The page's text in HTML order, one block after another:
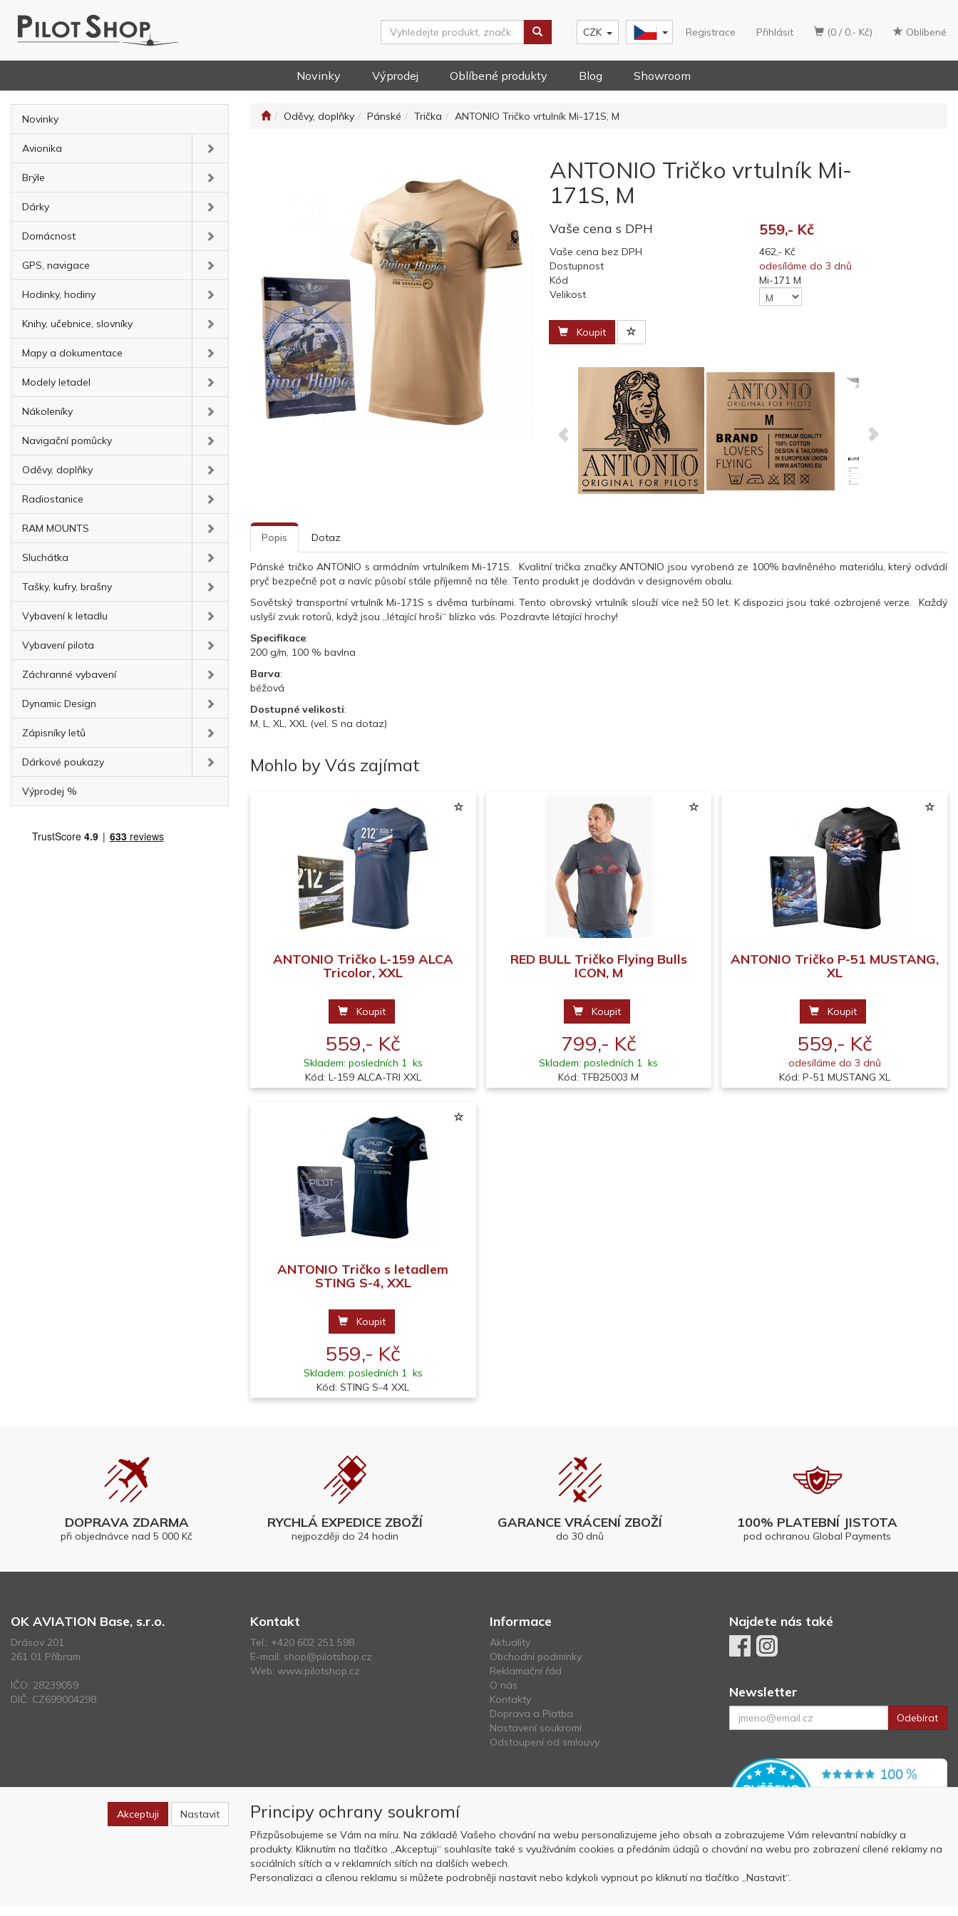
(0 / 0,- Kč) Oblíbené
Registrace Přihlásit
CZK
Novinky Výprodej Oblíbené produkty Blog Showroom
Novinky
Avionika
Brýle
Dárky
Domácnost
GPS, navigace
Hodinky, hodiny
Knihy, učebnice, slovníky
Mapy a dokumentace
Modely letadel
Nákoleníky
Navigační pomůcky
Oděvy, doplňky
Radiostanice
RAM MOUNTS
Sluchátka
Tašky, kufry, brašny
Vybavení k letadlu
Vybavení pilota
Záchranné vybavení
Dynamic Design
Zápisníky letů
Dárkové poukazy
Výprodej %
Oděvy, doplňky Pánské Trička ANTONIO Tričko vrtulník Mi-171S, M
ANTONIO Tričko vrtulník Mi-
171S, M
Vaše cena s DPH 559,- Kč
Vaše cena bez DPH
462,- Kč
Dostupnost
odesíláme do 3 dnů
Kód
Mi-171 M
Velikost
Koupit
Popis Dotaz
Pánské tričko ANTONIO s armádním vrtulníkem Mi-171S. Kvalitní trička značky ANTONIO jsou vyrobená ze 100% bavlněného materiálu, který odvádí
pryč bezpečně pot a navíc působí stále příjemně na těle. Tento produkt je dodáván v designovém obalu.
Sovětský transportní vrtulník Mi-171S s dvěma turbínami. Tento obrovský vrtulník slouží více než 50 let. K dispozici jsou také ozbrojené verze. Každý
uslyší zvuk rotorů, když jsou „létající hroši“ blízko vás. Pozdravte létající hrochy!
Specifikace:
200 g/m, 100 % bavlna
Barva:
béžová
Dostupné velikosti:
M, L, XL, XXL (vel. S na dotaz)
Mohlo by Vás zajímat
ANTONIO Tričko L-159 ALCA
Tricolor, XXL
Koupit
559,- Kč
Skladem: posledních 1 ks
Kód: L-159 ALCA-TRI XXL
RED BULL Tričko Flying Bulls
ICON, M
Koupit
799,- Kč
Skladem: posledních 1 ks
Kód: TFB25003 M
ANTONIO Tričko P-51 MUSTANG,
XL
Koupit
559,- Kč
odesíláme do 3 dnů
Kód: P-51 MUSTANG XL
ANTONIO Tričko s letadlem
STING S-4, XXL
Koupit
559,- Kč
Skladem: posledních 1 ks
Kód: STING S-4 XXL
DOPRAVA ZDARMA
při objednávce nad 5 000 Kč
RYCHLÁ EXPEDICE ZBOŽÍ
nejpozději do 24 hodin
GARANCE VRÁCENÍ ZBOŽÍ
do 30 dnů
100% PLATEBNÍ JISTOTA
pod ochranou Global Payments
OK AVIATION Base, s.r.o.
Drásov 201
261 01 Příbram
IČO: 28239059
DIČ: CZ699004298
Kontakt
Tel.: +420 602 251 598
E-mail: shop@pilotshop.cz
Web: www.pilotshop.cz
Informace
Aktuality
Obchodní podmínky
Reklamační řád
O nás
Kontakty
Doprava a Platba
Nastavení soukromí
Odstoupení od smlouvy
Najdete nás také
Newsletter
Odebírat
Copyright © OK AVIATION Base, s.r.o. 2022, powered by ABRA E-shop
Akceptuji Nastavit Principy ochrany soukromí
Přizpůsobujeme se Vám na míru. Na základě Vašeho chování na webu personalizujeme jeho obsah a zobrazujeme Vám relevantní nabídky a
produkty. Kliknutím na tlačítko „Akceptuji“ souhlasíte také s využíváním cookies a předáním údajů o chování na webu pro zobrazení cílené reklamy na
sociálních sítích a v reklamních sítích na dalších webech.
Personalizaci a cílenou reklamu si můžete podrobněji nastavit nebo kdykoli vypnout po kliknutí na tlačítko „Nastavit“.